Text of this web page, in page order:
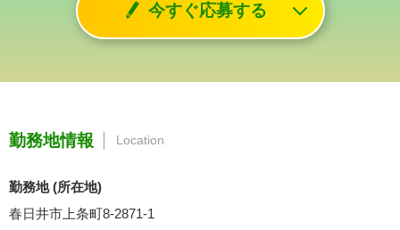
今すぐ応募する
勤務地情報 Location
勤務地 (所在地)
春日井市上条町8-2871-1